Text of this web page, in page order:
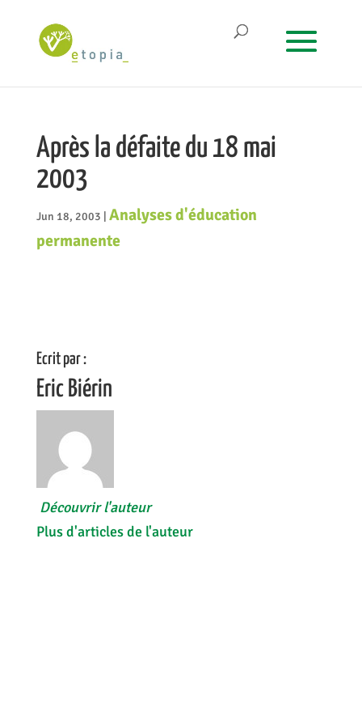
Après la défaite du 18 mai
2003
Jun 18, 2003
Analyses d'éducation
permanente
Ecrit par :
Eric Biérin
Découvrir l'auteur
Plus d'articles de l'auteur